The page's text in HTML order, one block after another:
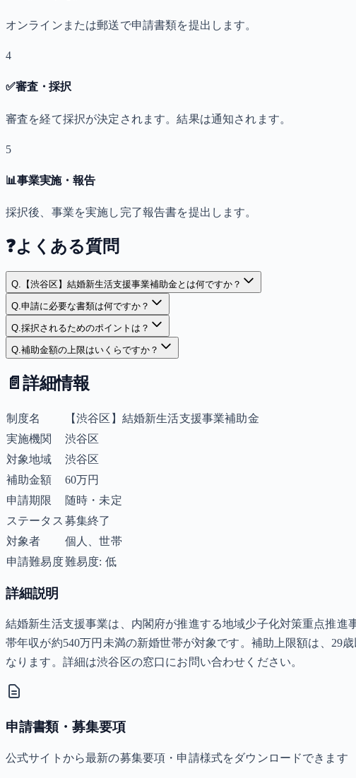
オンラインまたは郵送で申請書類を提出します。
4
✅審査・採択
審査を経て採択が決定されます。結果は通知されます。
5
📊事業実施・報告
採択後、事業を実施し完了報告書を提出します。
❓よくある質問
Q. 【渋谷区】結婚新生活支援事業補助金とは何ですか？
Q.申請に必要な書類は何ですか？
Q.採択されるためのポイントは？
Q.補助金額の上限はいくらですか？
📄 詳細情報
制度名
【渋谷区】結婚新生活支援事業補助金
実施機関
渋谷区
対象地域
渋谷区
補助金額
60万円
申請期限
随時・未定
ステータス 募集終了
対象者
個人、世帯
申請難易度難易度: 低
詳細説明
結婚新生活支援事業は、内閣府が推進する地域少子化対策重点推
帯年収が約540万円未満の新婚世帯が対象です。補助上限額は、29
なります。詳細は渋谷区の窓口にお問い合わせください。
申請書類・募集要項
公式サイトから最新の募集要項・申請様式をダウンロードできます